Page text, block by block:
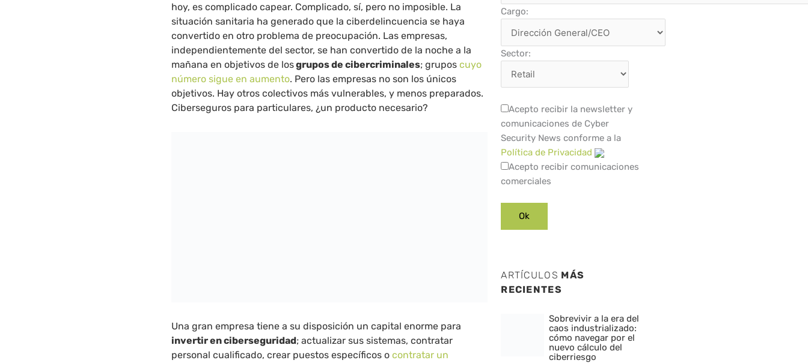
hoy, es complicado capear. Complicado, sí, pero no imposible. La
situación sanitaria ha generado que la ciberdelincuencia se haya
convertido en otro problema de preocupación. Las empresas,
independientemente del sector, se han convertido de la noche a la
mañana en objetivos de losgrupos de cibercriminales; gruposcuyo
número sigue en aumento. Pero las empresas no son los únicos
objetivos. Hay otros colectivos más vulnerables, y menos preparados.
Ciberseguros para particulares, ¿un producto necesario?
Una gran empresa tiene a su disposición un capital enorme para
invertir en ciberseguridad; actualizar sus sistemas, contratar
personal cualificado, crear puestos específicos ocontratar un
Cargo:
Sector:
Acepto recibir la newsletter y
comunicaciones de Cyber
Security News conforme a la
Política de Privacidad
Acepto recibir comunicaciones
comerciales
ARTÍCULOS MÁS
RECIENTES
Sobrevivir a la era del
caos industrializado:
cómo navegar por el
nuevo cálculo del
ciberriesgo